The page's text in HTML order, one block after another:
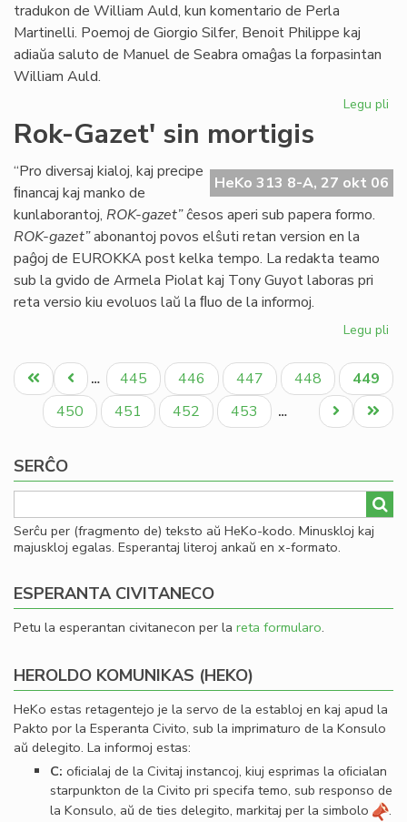
tradukon de William Auld, kun komentario de Perla
Martinelli. Poemoj de Giorgio Silfer, Benoit Philippe kaj
adiaŭa saluto de Manuel de Seabra omaĝas la forpasintan
William Auld.
Legu pli
la
Rok-Gazet' sin mortigis
HeKo 313 8-A, 27 okt 06
“Pro diversaj kialoj, kaj precipe
ﬁnancaj kaj manko de
kunlaborantoj, ROK-gazet”ĉesos aperi sub papera formo.
ROK-gazet”abonantoj povos elŝuti retan version en la
paĝoj de EUROKKA post kelka tempo. La redakta teamo
sub la gvido de Armela Piolat kaj Tony Guyot laboras pri
reta versio kiu evoluos laŭ la ﬂuo de la informoj.
Legu pli
sin
Pagination
Unua
paĝo
Antaŭa
paĝo
… Paĝo
445 Paĝo
446 Paĝo
447 Paĝo
448
Aktuala
paĝo
449
Paĝo
450 Paĝo
451 Paĝo
452 Paĝo
453 …
Last
page
Next
page
SERĈO
Serĉu per (fragmento de) teksto aŭ HeKo-kodo. Minuskloj kaj
majuskloj egalas. Esperantaj literoj ankaŭ en x-formato.
ESPERANTA CIVITANECO
Petu la esperantan civitanecon per la reta formularo.
HEROLDO KOMUNIKAS (HEKO)
HeKo estas retagentejo je la servo de la establoj en kaj apud la
Pakto por la Esperanta Civito, sub la imprimaturo de la Konsulo
aŭ delegito. La informoj estas:
C: oﬁcialaj de la Civitaj instancoj, kiuj esprimas la oﬁcialan
starpunkton de la Civito pri specifa temo, sub responso de
la Konsulo, aŭ de ties delegito, markitaj per la simbolo
.